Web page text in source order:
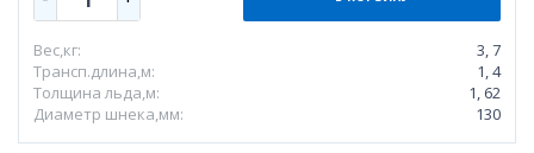
Вес,кг:
3, 7
Трансп.длина,м:
1, 4
Толщина льда,м:
1, 62
Диаметр шнека,мм:
130